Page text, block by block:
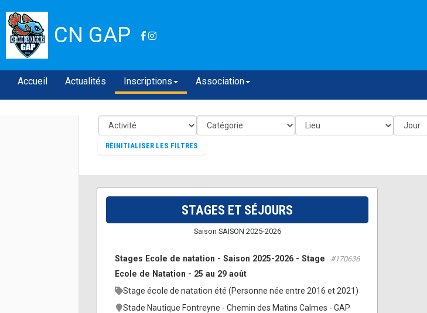
CN GAP
Accueil Actualités Inscriptions Association
RÉINITIALISER LES FILTRES
STAGES ET SÉJOURS
Saison SAISON 2025-2026
Stages Ecole de natation - Saison 2025-2026 - Stage
Ecole de Natation - 25 au 29 août
#170636
Stage école de natation été (Personne née entre 2016 et 2021)
Stade Nautique Fontreyne - Chemin des Matins Calmes - GAP